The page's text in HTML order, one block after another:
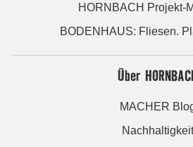
HORNBACH Projekt-
BODENHAUS: Fliesen.
Über
MACHER
Nachhaltigkeit